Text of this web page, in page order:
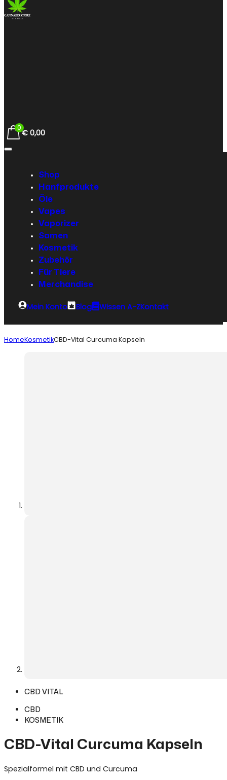
€ 0,00
0
Shop
Hanfprodukte
Öle
Vapes
Vaporizer
Samen
Kosmetik
Zubehör
Für Tiere
Merchandise
Mein Konto Blog Wissen A-ZKontakt
HomeKosmetikCBD-Vital Curcuma Kapseln
CBD VITAL
CBD
KOSMETIK
CBD-Vital Curcuma Kapseln
Spezialformel mit CBD und Curcuma